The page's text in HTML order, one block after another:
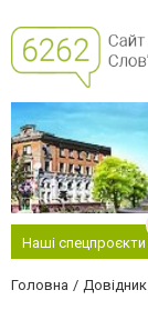
Наші спецпроєкти
Головна Довідник